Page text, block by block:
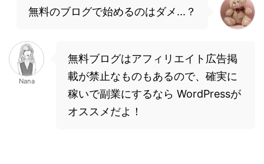
無料のブログで始めるのはダメ...？
Nana
無料ブログはアフィリエイト広告掲
載が禁止なものもあるので、確実に
稼いで副業にするなら WordPressが
オススメだよ！